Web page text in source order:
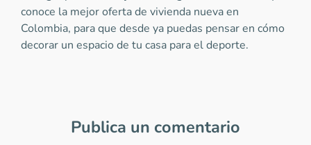
conoce la mejor oferta de vivienda nueva en
Colombia, para que desde ya puedas pensar en cómo
decorar un espacio de tu casa para el deporte.
Publica un comentario